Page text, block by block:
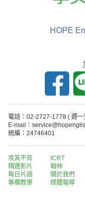
HOPE
電話：02-2727-1778 ( 週
E-mail：
統編：24746401
攻其不背
精選影片
每日片語
專欄教學
ICRT
翰林
關於我們
媒體報導